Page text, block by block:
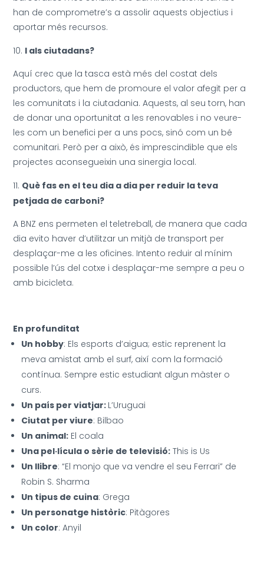
han de comprometre’s a assolir aquests objectius i
aportar més recursos.
I als ciutadans?
Aquí crec que la tasca està més del costat dels
productors, que hem de promoure el valor afegit per a
les comunitats i la ciutadania. Aquests, al seu torn, han
de donar una oportunitat a les renovables i no veure-
les com un benefici per a uns pocs, sinó com un bé
comunitari. Però per a això, és imprescindible que els
projectes aconsegueixin una sinergia local.
Què fas en el teu dia a dia per reduir la teva
petjada de carboni?
A BNZ ens permeten el teletreball, de manera que cada
dia evito haver d’utilitzar un mitjà de transport per
desplaçar-me a les oficines. Intento reduir al mínim
possible l’ús del cotxe i desplaçar-me sempre a peu o
amb bicicleta.
En profunditat
Un hobby: Els esports d’aigua; estic reprenent la
meva amistat amb el surf, així com la formació
contínua. Sempre estic estudiant algun màster o
curs.
Un país per viatjar: L’Uruguai
Ciutat per viure: Bilbao
Un animal: El coala
Una pel·lícula o sèrie de televisió: This is Us
Un llibre: “El monjo que va vendre el seu Ferrari” de
Robin S. Sharma
Un tipus de cuina: Grega
Un personatge històric: Pitàgores
Un color: Anyil